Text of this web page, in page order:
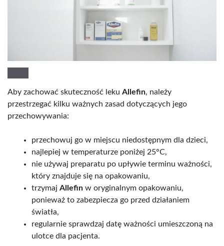
Aby zachować skuteczność leku Allefin, należy
przestrzegać kilku ważnych zasad dotyczących jego
przechowywania:
przechowuj go w miejscu niedostępnym dla dzieci,
najlepiej w temperaturze poniżej 25°C,
nie używaj preparatu po upływie terminu ważności,
który znajduje się na opakowaniu,
trzymaj Allefin w oryginalnym opakowaniu,
ponieważ to zabezpiecza go przed działaniem
światła,
regularnie sprawdzaj datę ważności umieszczoną na
ulotce dla pacjenta.